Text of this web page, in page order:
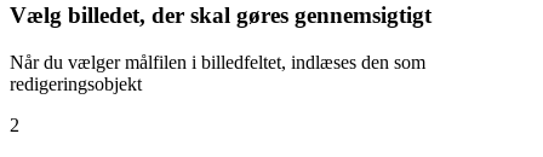
Vælg billedet, der skal gøres gennemsigtigt
Når du vælger målfilen i billedfeltet, indlæses den som
redigeringsobjekt
2